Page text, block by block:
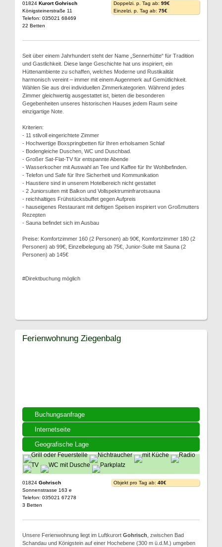
01824 Kurort Gohrisch
Königsteinerstraße 11
Telefon: 035021 68469
22 Betten
Doppelzi. p. Tag ab: 99€
Einzelzi. p. Tag ab: 75€
Seit über einem Jahrhundert steht der Name „Sennerhütte“ für Tradition
und Gastlichkeit. Diese lange Geschichte hat uns inspiriert, ein
Hüttenambiente zu schaffen, welches Moderne und Rustikalität
harmonisch vereint – immer mit einem Augenmerk auf Gemütlichkeit.
Wählen Sie aus drei individuellen Zimmerkategorien. Während jedes
Zimmer gleichwertig ausgestattet ist, bieten die besonderen
Gegebenheiten unseres historischen Hauses jedem Raum seine
einzigartige Note.
Kriterien:
- 11 stilvoll eingerichtete Zimmer
- Hochwertige Boxspringbetten für Ihren erholsamen Schlaf
- Bodengleiche Duschen, WC und Duschbad.
- Großer Sat-Flat-TV für entspannte Abende
- Wasserkocher mit Auswahl an Tee und Kaffee für Ihr Wohlbefinden.
- Telefon und Safe für Ihre Sicherheit und Kommunikation
- Haustiere sind in unserem Hotelbereich nicht gestattet
- 2 Juniorsuiten mit Balkon und Vollspektruminfrarotsauna
- reichhaltiges Frühstücksbuffet gegen Aufpreis
- hauseigenes Restaurant mit deftigen Speisen inspiriert von Großmutters
Rezepten
- Sauna befindet sich im Ausbau
Preise: Komfortzimmer 160 (2 Personen) ab 90€, Komfortzimmer 180 (2
Personen) ab 99€, Einzelbelegung ab 75€, Junior-Suite mit Sauna (2
Personen) ab 145€
#Direktbuchung möglich
Buchungsanfrage
Internetseite
Geografische Lage
Ferienwohnung Ziegenbalg
01824 Gohrisch
Sonnenstrasse 163 e
Telefon: 035021 67278
3 Betten
Objekt pro Tag ab: 40€
Unsere Ferienwohnung liegt im Luftkurort Gohrisch , zwischen Bad
Schandau und Königstein auf einer Hochebene (300 m ü.d.M.) umgeben